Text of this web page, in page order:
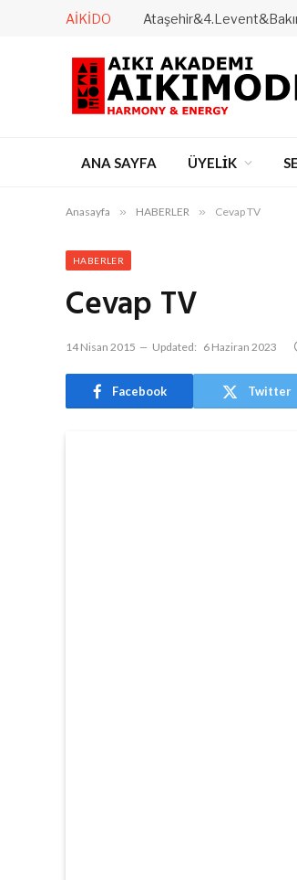
AIKIDO
ANA SAYFA ÜYELİK
Anasayfa » HABERLER » Cevap TV
HABERLER
Cevap TV
14 Nisan 2015 Updated: 6 Haziran 2023
Facebook Twitter